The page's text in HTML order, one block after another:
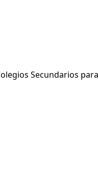
Secundarios